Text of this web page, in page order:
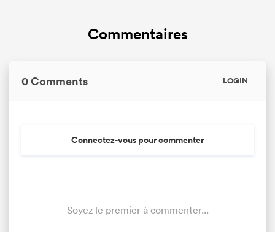
Commentaires
0 Comments LOGIN
Connectez-vous pour commenter
Soyez le premier à commenter...